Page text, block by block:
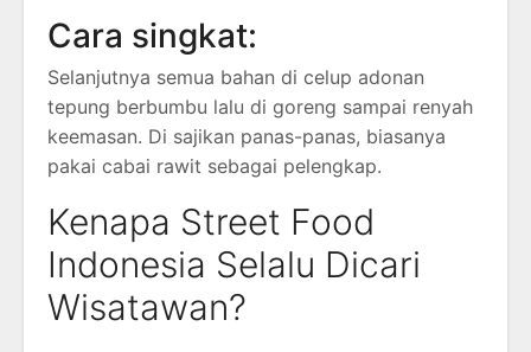
Cara singkat:
Selanjutnya semua bahan di celup adonan
tepung berbumbu lalu di goreng sampai renyah
keemasan. Di sajikan panas-panas, biasanya
pakai cabai rawit sebagai pelengkap.
Kenapa Street Food
Indonesia Selalu Dicari
Wisatawan?